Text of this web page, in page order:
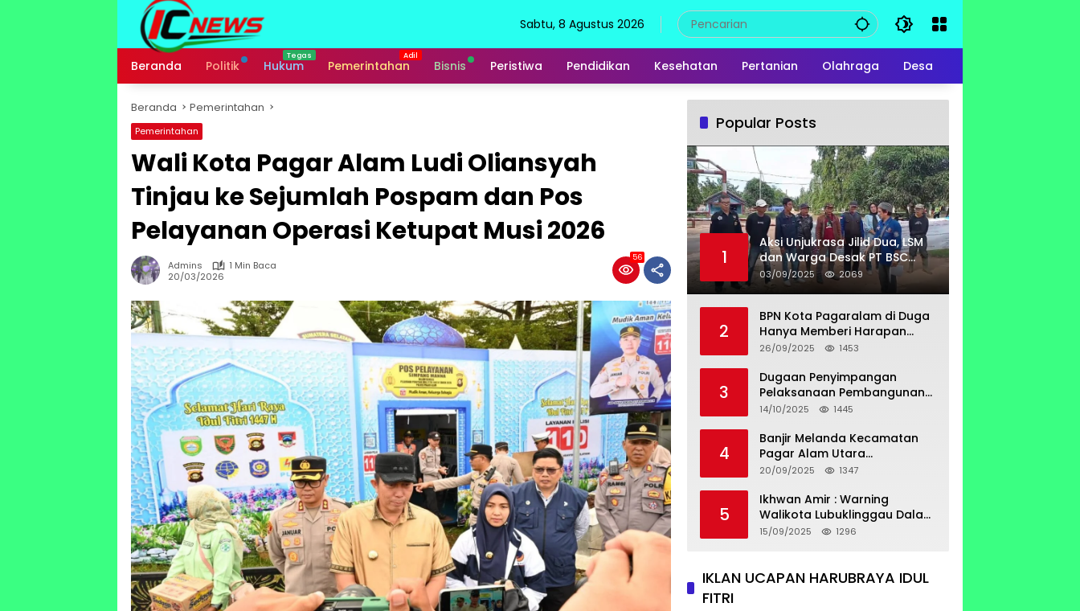
Sabtu, 8 Agustus 2026
Beranda Politik Hukum Pemerintahan Bisnis Peristiwa Pendidikan Kesehatan Pertanian Olahraga Desa
Beranda Pemerintahan
Pemerintahan
Wali Kota Pagar Alam Ludi Oliansyah
Tinjau ke Sejumlah Pospam dan Pos
Pelayanan Operasi Ketupat Musi 2026
Admins
1 Min Baca
20/03/2026
56
Popular Posts
1
Aksi Unjukrasa Jilid Dua, LSM
dan Warga Desak PT BSC
Bayar Lahan Milik Untung
Suropati
03/09/2025 2069
2
BPN Kota Pagaralam di Duga
Hanya Memberi Harapan
Kurang Tanggap Terkait
26/09/2025 1453
3
Dugaan Penyimpangan
Pelaksanaan Pembangunan
Prasarana Utilitas
14/10/2025 1445
4
Banjir Melanda Kecamatan
Pagar Alam Utara
Pemerintahan Luber Belum
20/09/2025 1347
5
Ikhwan Amir : Warning
Walikota Lubuklinggau Dalam
Pengangkatan Staf Khusus
15/09/2025 1296
IKLAN UCAPAN HARUBRAYA IDUL
FITRI